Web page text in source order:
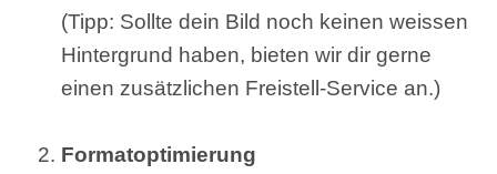
(Tipp: Sollte dein Bild noch keinen weissen
Hintergrund haben, bieten wir dir gerne
einen zusätzlichen Freistell-Service an.)
Formatoptimierung